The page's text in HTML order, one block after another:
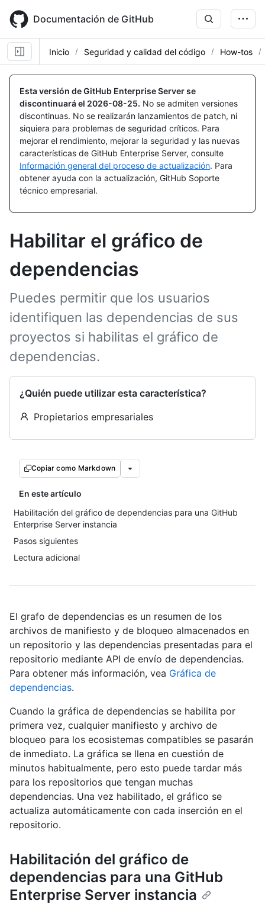
main
content
Documentación de GitHub
Inicio Seguridad y calidad del código How-tos
Esta versión de GitHub Enterprise Server se
discontinuará el 2026-08-25. No se admiten versiones
discontinuas. No se realizarán lanzamientos de patch, ni
siquiera para problemas de seguridad críticos. Para
mejorar el rendimiento, mejorar la seguridad y las nuevas
características de GitHub Enterprise Server, consulte
Información general del proceso de actualización. Para
obtener ayuda con la actualización, GitHub Soporte
técnico empresarial.
Habilitar el gráfico de
dependencias
Puedes permitir que los usuarios
identifiquen las dependencias de sus
proyectos si habilitas el gráfico de
dependencias.
¿Quién puede utilizar esta característica?
Propietarios empresariales
Copiar como Markdown
En este artículo
Habilitación del gráfico de dependencias para una GitHub
Enterprise Server instancia
Pasos siguientes
Lectura adicional
El grafo de dependencias es un resumen de los
archivos de manifiesto y de bloqueo almacenados en
un repositorio y las dependencias presentadas para el
repositorio mediante API de envío de dependencias.
Para obtener más información, vea Gráfica de
dependencias.
Cuando la gráfica de dependencias se habilita por
primera vez, cualquier manifiesto y archivo de
bloqueo para los ecosistemas compatibles se pasarán
de inmediato. La gráfica se llena en cuestión de
minutos habitualmente, pero esto puede tardar más
para los repositorios que tengan muchas
dependencias. Una vez habilitado, el gráfico se
actualiza automáticamente con cada inserción en el
repositorio.
Habilitación del gráfico de
dependencias para una GitHub
Enterprise Server instancia